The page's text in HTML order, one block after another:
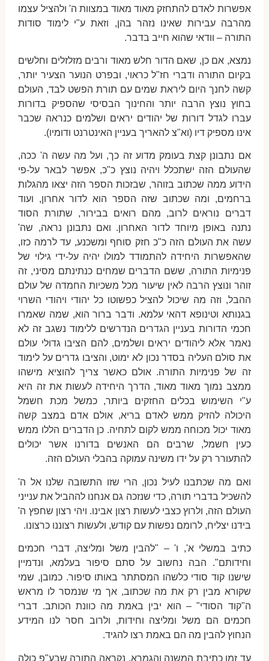
אפשרות לאדם להתחזק מאוד מאוד במצוות ה' ולהציל עצמו
מהרבה עבירות שאינו נזהר בהן, וזאת ע"י לימוד סודות
התורה – וודאי שהוא חייב בדבר.
נמצא, אם כן, שאם הדור חלש מאוד ורבים מזלזלים וחלשים
בקיום התורה ודברי חז"ל כראוי, ובפרט הנוער הצעיר יותר,
קשה לחנך היום ליראת שמים עם תורת הפשט לבד, העולם
בחוץ נוצץ הרבה יותר והחינוך הבסיסי שהספיק בדורות
עברו לגדל דורות של יהודים יראים ושלמים כנראה שכבר
אינו מספיק דיו (וא"צ להאריך בעניין האינטרנט ודומיו).
אם נתבונן קצת בעומק מדוע זה כך, ועל מה עשה ה' ככה,
שהעולם הזה ישתכלל ויהיה נוצץ כ"כ, אפשר לבאר על-פי
הידוע ממה שכתוב בזוהר, שבזכות הספר הזה יצאו מהגלות
ברחמים, ומה שכתוב שזה הספר הוא לדור אחרון, ועוד
דברים נוראים לרוב, מהם רואים בבירור, שתורת הסוד
נתנה באופן מיוחד לדור האחרון. ואם נתבונן נראה, שה'
עשה את העולם הזה כ"כ חזק סוחף ומשכנע, עד לרמה כזו,
שהאפשרות היחידה להתמודד למולו יהיה על-ידי גילוי של
פנימיות התורה, ששם הדברים שמחים כנתינתם מסיני, זה
זוהר ונוצץ הרבה לאין שיעור מכל משכיות החמדה של עולם
ההבל, וזה מה שיכול להציל כפשוטו כל יהודי ויהודי השרוי
בגנותא וטינופא דהאי עלמא. ודבר ברור הוא, שמה שאמרו
חכמי הדורות בעניין הגדרים הנדרשים ללימוד נשגב זה לא
נאמר אלא ליהודים יראים ושלמים, להם הציבו גדולי עולם
את סולם העליה בסדר נכון לא ימוט, והציבו גדרים על לימוד
זה של פנימיות התורה. אולם כאשר צריך להוציא מישהו
ממצב נמוך מאוד מאוד, הדרך היחידה לעשות את זה היא
ע"י השימוש בכלים החזקים ביותר, כמשל מכת חשמל
היכולה להזיק ממש לאדם בריא, אולם אדם במצב קשה
מאוד יכול מכוחה ממש לקום לתחיה. כן הדברים הללו ממש
כעין חשמל, שרבים הם האנשים בדורנו אשר יכולים
להתעורר רק על ידו משינה עמוקה בהבלי העולם הזה.
ואם מה שכתבנו לעיל נכון, הרי שזו התשובה שלנו אל ה'
להשכיל בדברי תורה, כדי שנזכה גם אנחנו לההביל את ענייני
העולם הזה, ולרוץ כצבי לעשות רצון אבינו. ויהי רצון שחפץ ה'
בידנו יצליח, לרומם נפשות עם קודש, ולעשות רצוננו כרצונו.
כתיב במשלי א', ו' – "להבין משל ומליצה, דברי חכמים
וחידותם". הבה נחשוב על סתם סיפור בעלמא, ונדמיין
שישנו קוד סודי כלשהו המסתתר באותו סיפור. כמובן, שמי
שקורא מבין רק את מה שכתוב, אך מי שנמסר לו מראש
ה"קוד הסודי" – הוא יבין באמת מה כוונת הכותב. דברי
חכמים הם משל ומליצה וחידות, ולרוב חסר לנו המידע
הנחוץ להבין מה הם באמת רצו להגיד.
עד זמן כתיבת המשנה והגמרא, נקראה התורה שבע"פ כולה